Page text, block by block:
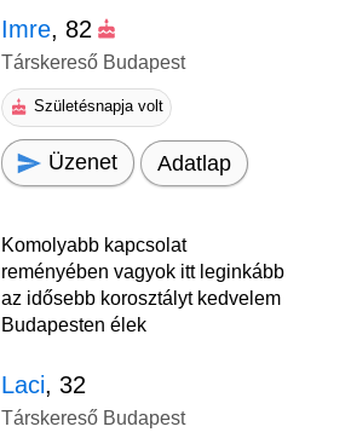
Imre, 82
Társkereső Budapest
Születésnapja volt
Üzenet Adatlap
Komolyabb kapcsolat
reményében vagyok itt leginkább
az idősebb korosztályt kedvelem
Budapesten élek
Laci, 32
Társkereső Budapest